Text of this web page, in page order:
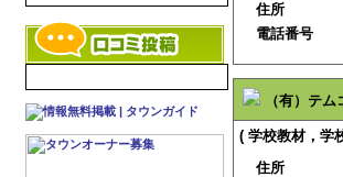
住所
電話番号
（有）テム
( 学校教材，学
住所